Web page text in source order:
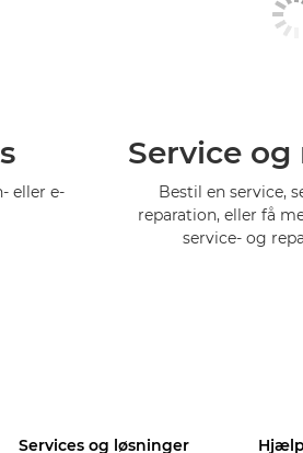
eller e-
Service
Bestil en service,
reparation, eller få
service- og
Services og løsninger